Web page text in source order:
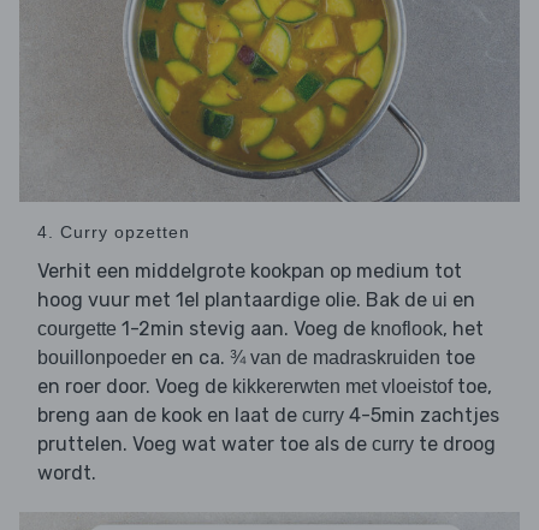
4. Curry opzetten
Verhit een middelgrote kookpan op medium tot
hoog vuur met 1el plantaardige olie. Bak de ui en
courgette 1-2min stevig aan. Voeg de knoflook, het
bouillonpoeder en ca. ¾ van de madraskruiden toe
en roer door. Voeg de kikkererwten met vloeistoftoe,
breng aan de kook en laat de curry 4-5min zachtjes
pruttelen. Voeg wat water toe als de curry te droog
wordt.